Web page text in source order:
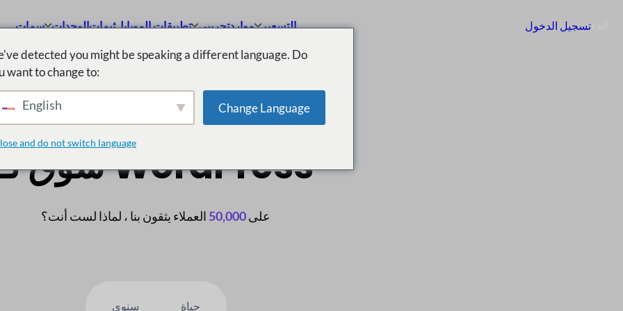
سمات الوحداتثيماتتطبيقات الموبايل تجريبيموارد التسعير تسجيل الدخول
رقم 1 متعدد البائعين
سوق لـ WordPress
على50,000 العملاء يثقون بنا ، لماذا لست أنت؟
سنوي حياة
detected you might be speaking a different language. Do
want to change to:
English Change Language
and do not switch language